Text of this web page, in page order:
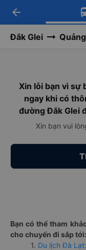
Tải
Nhận
Tải
-30k/
arrow_back
Đắk Glei
Xin lỗi bạn vì sự
ngay khi có
đường Đắk Glei
Xin bạn vui
Bạn có thể tham
cho chuyến đi sắp tới:
1. Du lịch Đà Lạt: